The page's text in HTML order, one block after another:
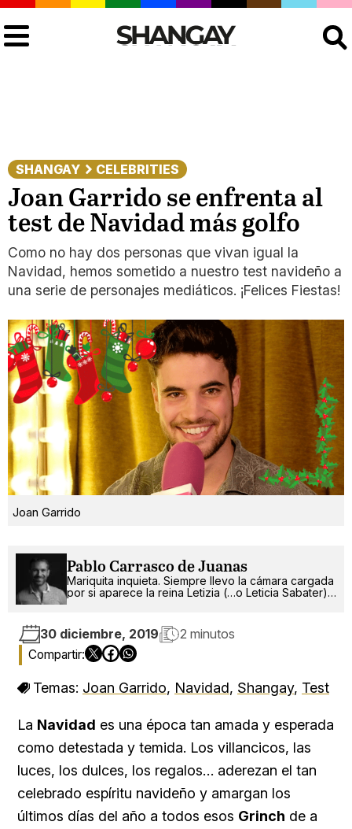
SHANGAY CELEBRITIES
Joan Garrido se enfrenta al
test de Navidad más golfo
Como no hay dos personas que vivan igual la
Navidad, hemos sometido a nuestro test navideño a
una serie de personajes mediáticos. ¡Felices Fiestas!
Joan Garrido
Pablo Carrasco de Juanas
Mariquita inquieta. Siempre llevo la cámara cargada
por si aparece la reina Letizia (…o Leticia Sabater).
30 diciembre, 2019 2 minutos
Temas: Joan Garrido, Navidad, Shangay, Test
La Navidad es una época tan amada y esperada
como detestada y temida. Los villancicos, las
luces, los dulces, los regalos… aderezan el tan
celebrado espíritu navideño y amargan los
últimos días del año a todos esos Grinch de a